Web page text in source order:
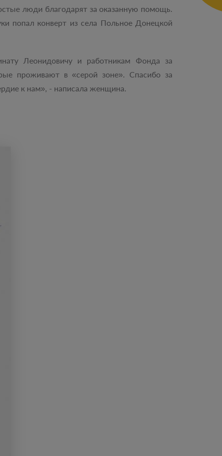
люди благодарят за оказанную помощь.
попал конверт из села Польное Донецкой
Леонидовичу и работникам Фонда за
проживают в «серой зоне». Спасибо за
к нам», - написала женщина.